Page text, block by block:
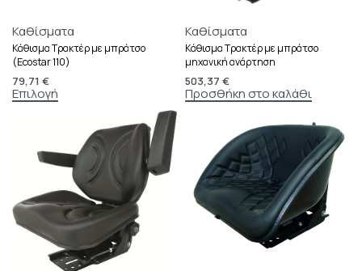
Καθίσματα
Κάθισμα Τρακτέρ με μπράτσο
(Ecostar 110)
79,71 €
Επιλογή
Καθίσματα
Κάθισμα Τρακτέρ με μπράτσο
μηχανική ανάρτηση
503,37 €
Προσθήκη στο καλάθι